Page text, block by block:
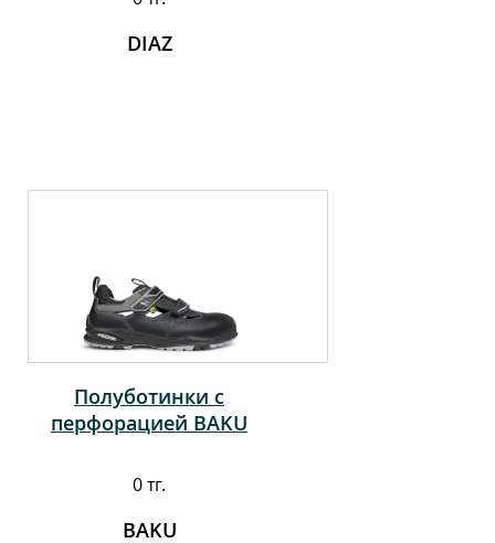
DIAZ
Полуботинки с
перфорацией BAKU
0 тг.
BAKU